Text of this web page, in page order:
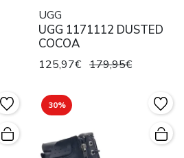
UGG
UGG 1171112 DUSTED
COCOA
125,97€ 179,95€
30%